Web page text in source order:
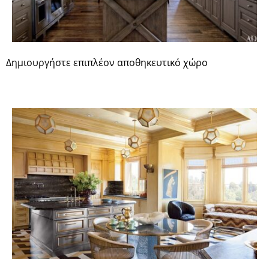
Δημιουργήστε επιπλέον αποθηκευτικό χώρο